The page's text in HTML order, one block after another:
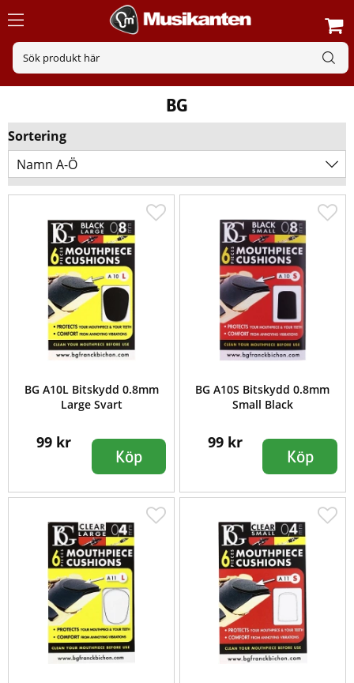
BG
Sortering
Namn A-Ö
BG A10L Bitskydd 0.8mm
Large Svart
99 kr
Köp
BG A10S Bitskydd 0.8mm
Small Black
99 kr
Köp